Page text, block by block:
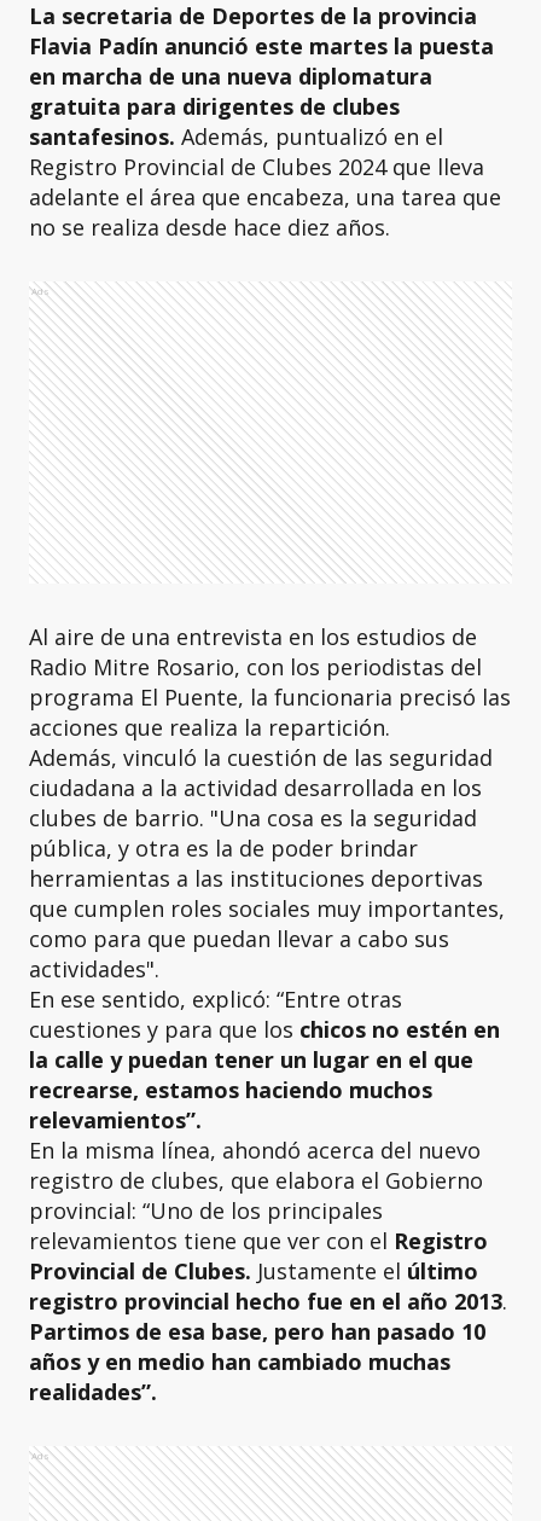
La secretaria de Deportes de la provincia
Flavia Padín anunció este martes la puesta
en marcha de una nueva diplomatura
gratuita para dirigentes de clubes
santafesinos. Además, puntualizó en el
Registro Provincial de Clubes 2024 que lleva
adelante el área que encabeza, una tarea que
no se realiza desde hace diez años.
Ads
Al aire de una entrevista en los estudios de
Radio Mitre Rosario, con los periodistas del
programa El Puente, la funcionaria precisó las
acciones que realiza la repartición.
Además, vinculó la cuestión de las seguridad
ciudadana a la actividad desarrollada en los
clubes de barrio. "Una cosa es la seguridad
pública, y otra es la de poder brindar
herramientas a las instituciones deportivas
que cumplen roles sociales muy importantes,
como para que puedan llevar a cabo sus
actividades".
En ese sentido, explicó: “Entre otras
cuestiones y para que los chicos no estén en
la calle y puedan tener un lugar en el que
recrearse, estamos haciendo muchos
relevamientos”.
En la misma línea, ahondó acerca del nuevo
registro de clubes, que elabora el Gobierno
provincial: “Uno de los principales
relevamientos tiene que ver con el Registro
Provincial de Clubes. Justamente el último
registro provincial hecho fue en el año 2013.
Partimos de esa base, pero han pasado 10
años y en medio han cambiado muchas
realidades”.
Ads